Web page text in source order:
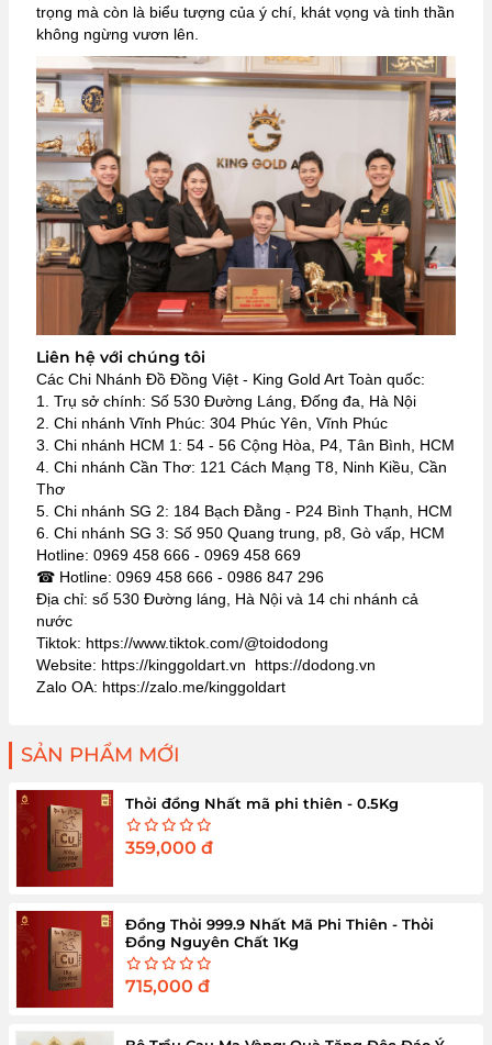
trọng mà còn là biểu tượng của ý chí, khát vọng và tinh thần
không ngừng vươn lên.
Liên hệ với chúng tôi
Các Chi Nhánh Đồ Đồng Việt - King Gold Art Toàn quốc:
1. Trụ sở chính: Số 530 Đường Láng, Đống đa, Hà Nội
2. Chi nhánh Vĩnh Phúc: 304 Phúc Yên, Vĩnh Phúc
3. Chi nhánh HCM 1: 54 - 56 Cộng Hòa, P4, Tân Bình, HCM
4. Chi nhánh Cần Thơ: 121 Cách Mạng T8, Ninh Kiều, Cần
Thơ
5. Chi nhánh SG 2: 184 Bạch Đằng - P24 Bình Thạnh, HCM
6. Chi nhánh SG 3: Số 950 Quang trung, p8, Gò vấp, HCM
Hotline: 0969 458 666 - 0969 458 669
☎ Hotline: 0969 458 666 - 0986 847 296
Địa chỉ: số 530 Đường láng, Hà Nội và 14 chi nhánh cả
nước
Tiktok: https://www.tiktok.com/@toidodong
Website: https://kinggoldart.vn https://dodong.vn
Zalo OA: https://zalo.me/kinggoldart
SẢN PHẨM MỚI
Thỏi đồng Nhất mã phi thiên - 0.5Kg
359,000 đ
Đồng Thỏi 999.9 Nhất Mã Phi Thiên - Thỏi
Đồng Nguyên Chất 1Kg
715,000 đ